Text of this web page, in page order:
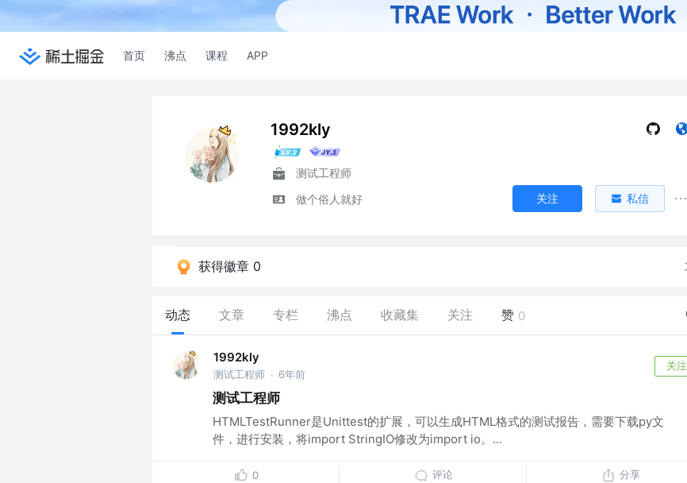
首页 沸点 课程 APP
1992kly
测试工程师
做个俗人就好
关注 私信
获得徽章 0
动态 文章 专栏 沸点 收藏集 关注 赞 0
1992kly
测试工程师 · 6年前
关注
测试工程师
HTMLTestRunner是Unittest的扩展，可以生成HTML格式的测试报告，需要下载py文
件，进行安装，将import StringIO修改为import io。...
0 评论 分享